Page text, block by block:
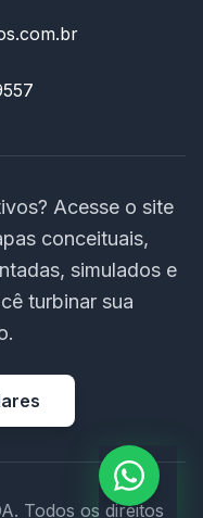
Acesse o site
conceituais,
simulados e
turbinar sua
Todos os direitos